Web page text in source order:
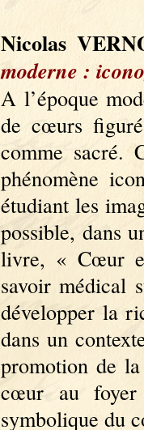
Nicolas
moderne :
A l’époque
de cœurs
comme sacré.
phénomène
étudiant les
possible, dans
livre, « Cœur
savoir médical
développer la
dans un
promotion de
cœur au foyer
symbolique du